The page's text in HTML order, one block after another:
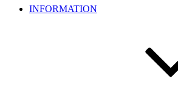
INFORMATION